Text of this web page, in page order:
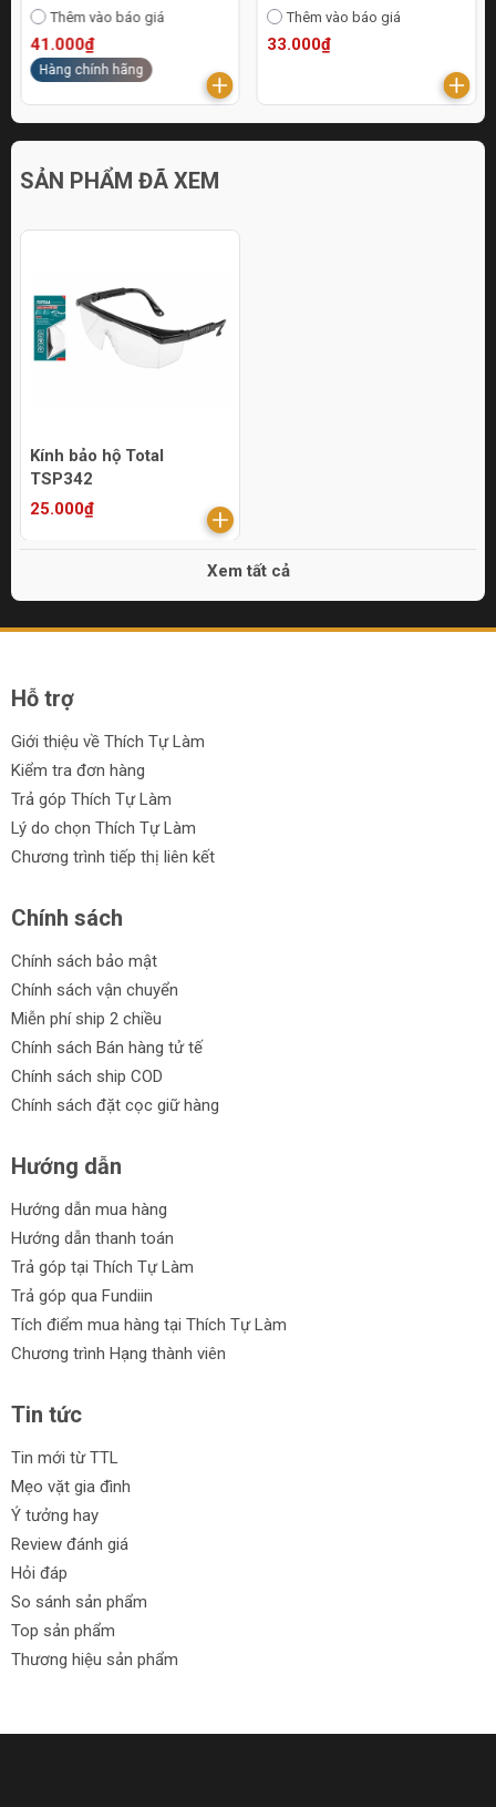
Thêm vào báo giá
41.000₫
Hàng chính hãng
Thêm vào báo giá
33.000₫
SẢN PHẨM ĐÃ XEM
Kính bảo hộ Total
TSP342
25.000₫
Xem tất cả
Hỗ trợ
Giới thiệu về Thích Tự Làm
Kiểm tra đơn hàng
Trả góp Thích Tự Làm
Lý do chọn Thích Tự Làm
Chương trình tiếp thị liên kết
Chính sách
Chính sách bảo mật
Chính sách vận chuyển
Miễn phí ship 2 chiều
Chính sách Bán hàng tử tế
Chính sách ship COD
Chính sách đặt cọc giữ hàng
Hướng dẫn
Hướng dẫn mua hàng
Hướng dẫn thanh toán
Trả góp tại Thích Tự Làm
Trả góp qua Fundiin
Tích điểm mua hàng tại Thích Tự Làm
Chương trình Hạng thành viên
Tin tức
Tin mới từ TTL
Mẹo vặt gia đình
Ý tưởng hay
Review đánh giá
Hỏi đáp
So sánh sản phẩm
Top sản phẩm
Thương hiệu sản phẩm